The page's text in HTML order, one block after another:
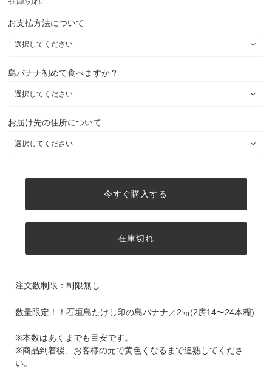
お支払方法について
島バナナ初めて食べますか？
お届け先の住所について
今すぐ購入する
在庫切れ
注文数制限：制限無し
数量限定！！石垣島たけし印の島バナナ／2㎏(2房14〜24本程)
※本数はあくまでも目安です。
※商品到着後、お客様の元で黄色くなるまで追熟してくださ
い。